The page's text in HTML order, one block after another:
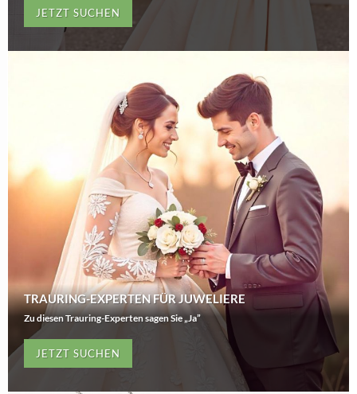
JETZT SUCHEN
TRAURING-EXPERTEN FÜR JUWELIERE
Zu diesen Trauring-Experten sagen Sie „Ja”
JETZT SUCHEN